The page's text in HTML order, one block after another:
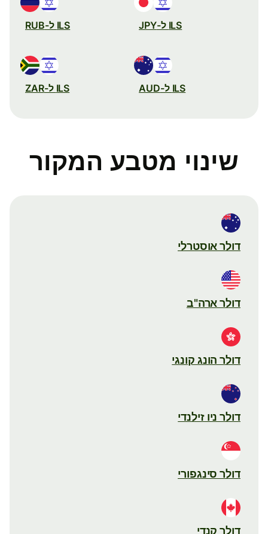
ILS ל-JPY ILS ל-RUB
ILS ל-AUD ILS ל-ZAR
שינוי מטבע המקור
דולר אוסטרלי
דולר ארה"ב
דולר הונג קונגי
דולר ניו זילנדי
דולר סינגפורי
דולר קנדי